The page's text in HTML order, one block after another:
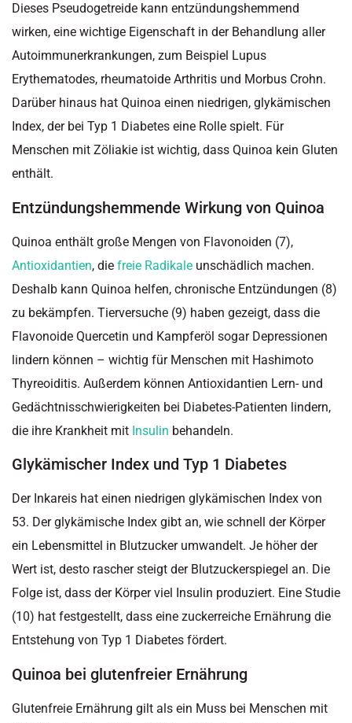
Dieses Pseudogetreide kann entzündungshemmend
wirken, eine wichtige Eigenschaft in der Behandlung aller
Autoimmunerkrankungen, zum Beispiel Lupus
Erythematodes, rheumatoide Arthritis und Morbus Crohn.
Darüber hinaus hat Quinoa einen niedrigen, glykämischen
Index, der bei Typ 1 Diabetes eine Rolle spielt. Für
Menschen mit Zöliakie ist wichtig, dass Quinoa kein Gluten
enthält.
Entzündungshemmende Wirkung von Quinoa
Quinoa enthält große Mengen von Flavonoiden (7),
Antioxidantien, die freie Radikale unschädlich machen.
Deshalb kann Quinoa helfen, chronische Entzündungen (8)
zu bekämpfen. Tierversuche (9) haben gezeigt, dass die
Flavonoide Quercetin und Kampferöl sogar Depressionen
lindern können – wichtig für Menschen mit Hashimoto
Thyreoiditis. Außerdem können Antioxidantien Lern- und
Gedächtnisschwierigkeiten bei Diabetes-Patienten lindern,
die ihre Krankheit mit Insulin behandeln.
Glykämischer Index und Typ 1 Diabetes
Der Inkareis hat einen niedrigen glykämischen Index von
53. Der glykämische Index gibt an, wie schnell der Körper
ein Lebensmittel in Blutzucker umwandelt. Je höher der
Wert ist, desto rascher steigt der Blutzuckerspiegel an. Die
Folge ist, dass der Körper viel Insulin produziert. Eine Studie
(10) hat festgestellt, dass eine zuckerreiche Ernährung die
Entstehung von Typ 1 Diabetes fördert.
Quinoa bei glutenfreier Ernährung
Glutenfreie Ernährung gilt als ein Muss bei Menschen mit